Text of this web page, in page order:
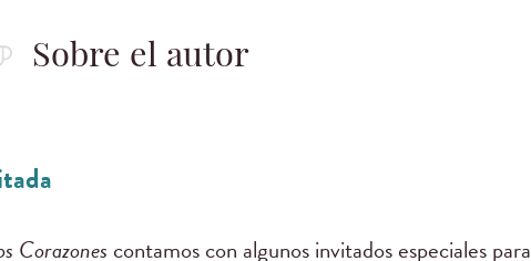
Sobre el autor
Corazones contamos con algunos invitados especiales para